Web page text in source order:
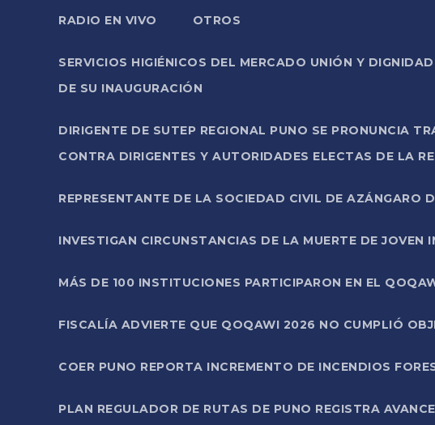
RADIO EN VIVO OTROS
SERVICIOS HIGIÉNICOS DEL MERCADO UNIÓN Y
DE SU INAUGURACIÓN
DIRIGENTE DE SUTEP REGIONAL PUNO SE PRONUNCIA
CONTRA DIRIGENTES Y AUTORIDADES ELECTAS DE LA
REPRESENTANTE DE LA SOCIEDAD CIVIL DE AZÁNGARO
INVESTIGAN CIRCUNSTANCIAS DE LA MUERTE DE
MÁS DE 100 INSTITUCIONES PARTICIPARON EN EL
FISCALÍA ADVIERTE QUE QOQAWI 2026 NO CUMPLIÓ
COER PUNO REPORTA INCREMENTO DE INCENDIOS
PLAN REGULADOR DE RUTAS DE PUNO REGISTRA